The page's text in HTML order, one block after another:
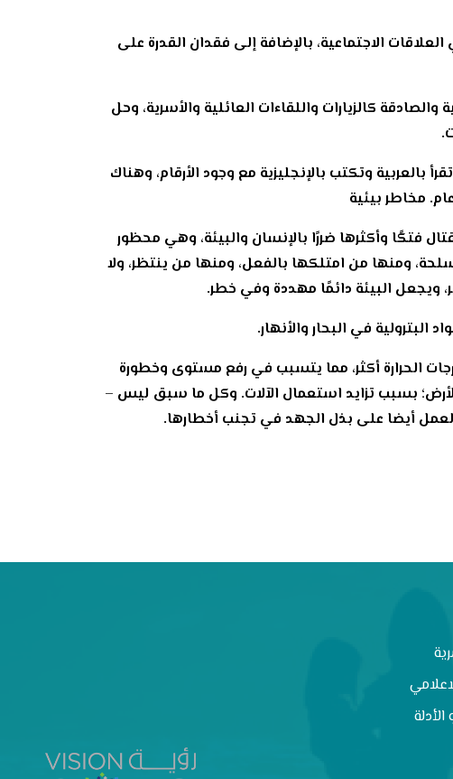
الاجتماعية، بالإضافة إلى فقدان القدرة على
كالزيارات واللقاءات العائلية والأسرية، وحل
بالعربية وتكتب بالإنجليزية مع وجود الأرقام، وهناك
مخاطر بيئية
فتكًا وأكثرها ضررًا بالإنسان والبيئة، وهي محظور
ومنها من امتلكها بالفعل، ومنها من ينتظر، ولا
ويجعل البيئة دائمًا مهددة وفي خطر.
الحرارة أكثر، مما يتسبب في رفع مستوى وخطورة
الأرض؛ بسبب تزايد استعمال الآلات. وكل ما سبق ليس –
أيضا على بذل الجهد في تجنب أخطارها.
الأدلة